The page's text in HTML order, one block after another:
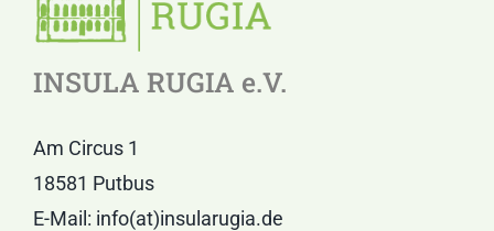
INSULA RUGIA e.V.
Am Circus 1
18581 Putbus
E-Mail: info(at)insularugia.de